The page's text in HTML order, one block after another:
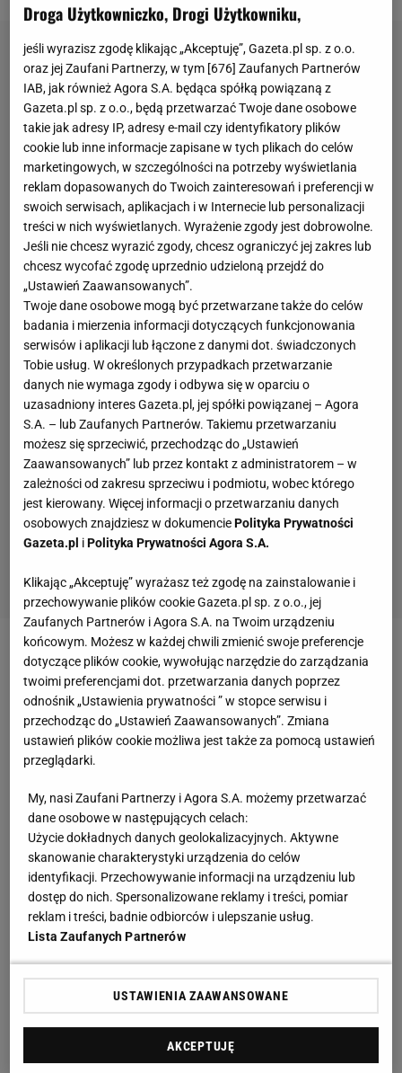
Zobacz wideo
Setki milionów dolarów strat
Jak podał Kevin Arnovitz ze portalu stacji
Chińczykami ponad 200 mln dolarów. Magazyn
"Fortune" pisze o sumie nawet dwa razy większej.
Mecze wróciły do państwowej telewizji w Chinach
dopiero, gdy finały NBA wkroczyły w decydującą
fazę - na piąte i szóste spotkanie serii. Może już
wtedy Chińczycy wiedzieli, że człowiek, który
wywołał całą awanturę, z NBA odchodzi?
Dymisję Moreya przyjęto w Chinach entuzjastycznie.
społecznościowych nie było popularniejszego
Droga Użytkowniczko, Drogi Użytkowniku,
jeśli wyrazisz zgodę klikając „Akceptuję”, Gazeta.pl sp. z o.o.
oraz jej Zaufani Partnerzy, w tym [676] Zaufanych Partnerów
IAB, jak również Agora S.A. będąca spółką powiązaną z
Gazeta.pl sp. z o.o., będą przetwarzać Twoje dane osobowe
takie jak adresy IP, adresy e-mail czy identyfikatory plików
cookie lub inne informacje zapisane w tych plikach do celów
marketingowych, w szczególności na potrzeby wyświetlania
reklam dopasowanych do Twoich zainteresowań i preferencji w
swoich serwisach, aplikacjach i w Internecie lub personalizacji
treści w nich wyświetlanych. Wyrażenie zgody jest dobrowolne.
Jeśli nie chcesz wyrazić zgody, chcesz ograniczyć jej zakres lub
chcesz wycofać zgodę uprzednio udzieloną przejdź do
„Ustawień Zaawansowanych”.
Twoje dane osobowe mogą być przetwarzane także do celów
badania i mierzenia informacji dotyczących funkcjonowania
serwisów i aplikacji lub łączone z danymi dot. świadczonych
Tobie usług. W określonych przypadkach przetwarzanie
danych nie wymaga zgody i odbywa się w oparciu o
uzasadniony interes Gazeta.pl, jej spółki powiązanej – Agora
S.A. – lub Zaufanych Partnerów. Takiemu przetwarzaniu
możesz się sprzeciwić, przechodząc do „Ustawień
Zaawansowanych” lub przez kontakt z administratorem – w
zależności od zakresu sprzeciwu i podmiotu, wobec którego
jest kierowany. Więcej informacji o przetwarzaniu danych
osobowych znajdziesz w dokumenciePolityka Prywatności
Gazeta.pl iPolityka Prywatności Agora S.A.
Klikając „Akceptuję” wyrażasz też zgodę na zainstalowanie i
przechowywanie plików cookie Gazeta.pl sp. z o.o., jej
Zaufanych Partnerów i Agora S.A. na Twoim urządzeniu
końcowym. Możesz w każdej chwili zmienić swoje preferencje
dotyczące plików cookie, wywołując narzędzie do zarządzania
twoimi preferencjami dot. przetwarzania danych poprzez
odnośnik „Ustawienia prywatności ” w stopce serwisu i
przechodząc do „Ustawień Zaawansowanych”. Zmiana
ustawień plików cookie możliwa jest także za pomocą ustawień
przeglądarki.
My, nasi Zaufani Partnerzy i Agora S.A. możemy przetwarzać
dane osobowe w następujących celach:
Użycie dokładnych danych geolokalizacyjnych. Aktywne
skanowanie charakterystyki urządzenia do celów
identyfikacji. Przechowywanie informacji na urządzeniu lub
dostęp do nich. Spersonalizowane reklamy i treści, pomiar
reklam i treści, badnie odbiorców i ulepszanie usług.
Lista Zaufanych Partnerów
USTAWIENIA ZAAWANSOWANE
AKCEPTUJĘ